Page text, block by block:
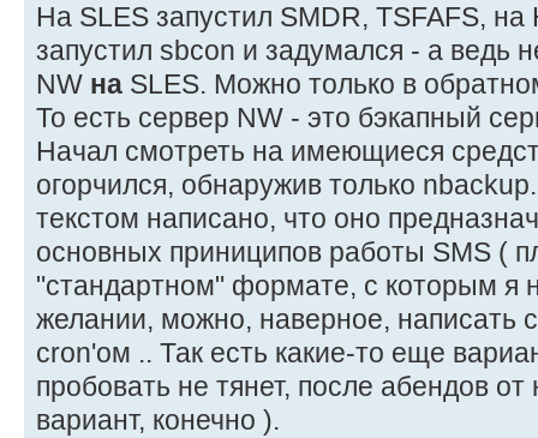
На SLES запустил SMDR, TSFAFS,
запустил sbcon и задумался - а ведь
NW на SLES. Можно только в
То есть сервер NW - это бэкапный
Начал смотреть на имеющиеся
огорчился, обнаружив только
текстом написано, что оно
основных приниципов работы SMS (
"стандартном" формате, с которым я
желании, можно, наверное, написать
cron'ом .. Так есть какие-то еще
пробовать не тянет, после абендов от
вариант, конечно ).